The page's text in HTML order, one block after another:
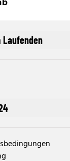
Laufenden